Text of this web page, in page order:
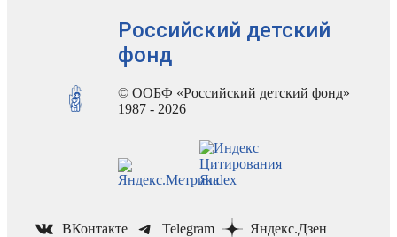
Российский детский
фонд
© ООБФ «Российский детский фонд»
1987 - 2026
ВКонтакте Telegram
Яндекс.Дзен